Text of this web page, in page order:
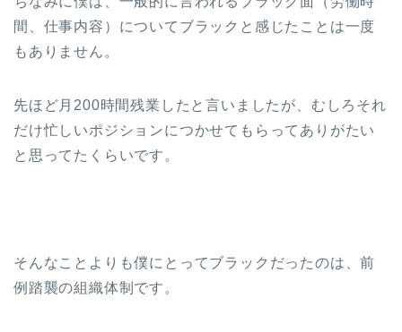
間、仕事内容）についてブラックと感じたことは一度
もありません。
先ほど月200時間残業したと言いましたが、むしろそれ
だけ忙しいポジションにつかせてもらってありがたい
と思ってたくらいです。
そんなことよりも僕にとってブラックだったのは、前
例踏襲の組織体制です。